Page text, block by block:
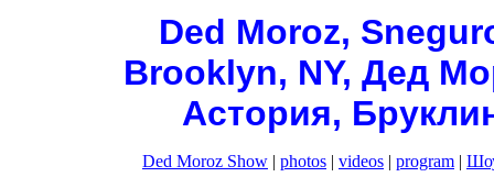
Ded Moroz,
Brooklyn, NY, Дед
Астория,
Ded Moroz Show | photos | videos | program |